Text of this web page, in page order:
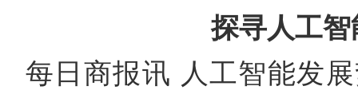
探寻人工
每日商报讯 人工智能发